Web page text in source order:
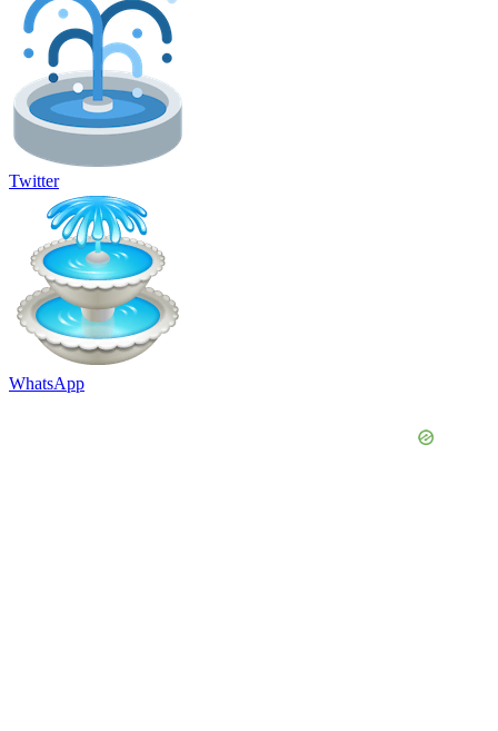
Twitter
WhatsApp